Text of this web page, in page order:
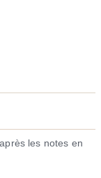
les notes en